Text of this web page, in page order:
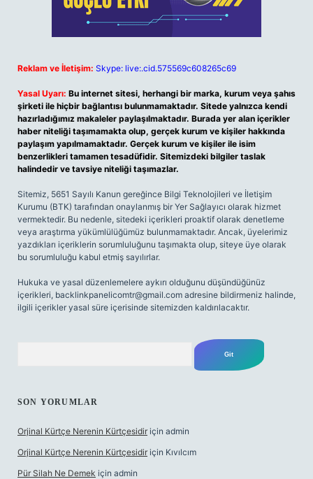
Reklam ve İletişim: Skype: live:.cid.575569c608265c69
Yasal Uyarı: Bu internet sitesi, herhangi bir marka, kurum veya şahıs
şirketi ile hiçbir bağlantısı bulunmamaktadır. Sitede yalnızca kendi
hazırladığımız makaleler paylaşılmaktadır. Burada yer alan içerikler
haber niteliği taşımamakta olup, gerçek kurum ve kişiler hakkında
paylaşım yapılmamaktadır. Gerçek kurum ve kişiler ile isim
benzerlikleri tamamen tesadüfidir. Sitemizdeki bilgiler taslak
halindedir ve tavsiye niteliği taşımazlar.
Sitemiz, 5651 Sayılı Kanun gereğince Bilgi Teknolojileri ve İletişim
Kurumu (BTK) tarafından onaylanmış bir Yer Sağlayıcı olarak hizmet
vermektedir. Bu nedenle, sitedeki içerikleri proaktif olarak denetleme
veya araştırma yükümlülüğümüz bulunmamaktadır. Ancak, üyelerimiz
yazdıkları içeriklerin sorumluluğunu taşımakta olup, siteye üye olarak
bu sorumluluğu kabul etmiş sayılırlar.
Hukuka ve yasal düzenlemelere aykırı olduğunu düşündüğünüz
içerikleri, backlinkpanelicomtr@gmail.com adresine bildirmeniz halinde,
ilgili içerikler yasal süre içerisinde sitemizden kaldırılacaktır.
SON YORUMLAR
Orjinal Kürtçe Nerenin Kürtçesidir için admin
Orjinal Kürtçe Nerenin Kürtçesidir için Kıvılcım
Pür Silah Ne Demek için admin